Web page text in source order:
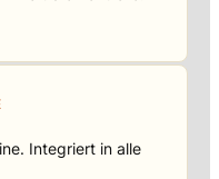
Integriert in alle